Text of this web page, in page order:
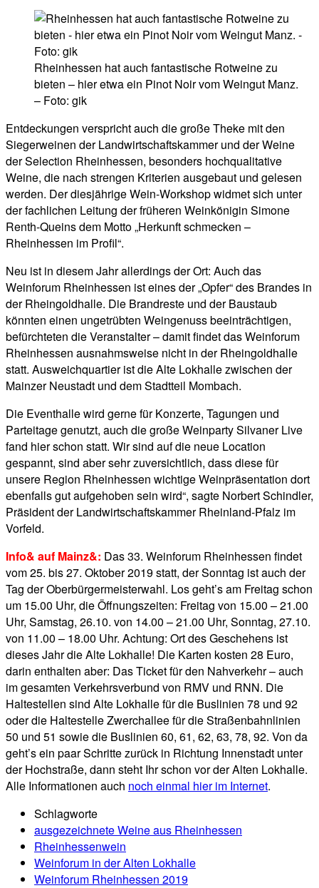
Rheinhessen hat auch fantastische Rotweine zu
bieten – hier etwa ein Pinot Noir vom Weingut Manz.
– Foto: gik
Entdeckungen verspricht auch die große Theke mit den
Siegerweinen der Landwirtschaftskammer und der Weine
der Selection Rheinhessen, besonders hochqualitative
Weine, die nach strengen Kriterien ausgebaut und gelesen
werden. Der diesjährige Wein-Workshop widmet sich unter
der fachlichen Leitung der früheren Weinkönigin Simone
Renth-Queins dem Motto „Herkunft schmecken –
Rheinhessen im Profil“.
Neu ist in diesem Jahr allerdings der Ort: Auch das
Weinforum Rheinhessen ist eines der „Opfer“ des Brandes in
der Rheingoldhalle. Die Brandreste und der Baustaub
könnten einen ungetrübten Weingenuss beeinträchtigen,
befürchteten die Veranstalter – damit findet das Weinforum
Rheinhessen ausnahmsweise nicht in der Rheingoldhalle
statt. Ausweichquartier ist die Alte Lokhalle zwischen der
Mainzer Neustadt und dem Stadtteil Mombach.
Die Eventhalle wird gerne für Konzerte, Tagungen und
Parteitage genutzt, auch die große Weinparty Silvaner Live
fand hier schon statt. Wir sind auf die neue Location
gespannt, sind aber sehr zuversichtlich, dass diese für
unsere Region Rheinhessen wichtige Weinpräsentation dort
ebenfalls gut aufgehoben sein wird“, sagte Norbert Schindler,
Präsident der Landwirtschaftskammer Rheinland-Pfalz im
Vorfeld.
Info& auf Mainz&: Das 33. Weinforum Rheinhessen findet
vom 25. bis 27. Oktober 2019 statt, der Sonntag ist auch der
Tag der Oberbürgermeisterwahl. Los geht’s am Freitag schon
um 15.00 Uhr, die Öffnungszeiten: Freitag von 15.00 – 21.00
Uhr, Samstag, 26.10. von 14.00 – 21.00 Uhr, Sonntag, 27.10.
von 11.00 – 18.00 Uhr. Achtung: Ort des Geschehens ist
dieses Jahr die Alte Lokhalle! Die Karten kosten 28 Euro,
darin enthalten aber: Das Ticket für den Nahverkehr – auch
im gesamten Verkehrsverbund von RMV und RNN. Die
Haltestellen sind Alte Lokhalle für die Buslinien 78 und 92
oder die Haltestelle Zwerchallee für die Straßenbahnlinien
50 und 51 sowie die Buslinien 60, 61, 62, 63, 78, 92. Von da
geht’s ein paar Schritte zurück in Richtung Innenstadt unter
der Hochstraße, dann steht Ihr schon vor der Alten Lokhalle.
Alle Informationen auch noch einmal hier im Internet.
Schlagworte
ausgezeichnete Weine aus Rheinhessen
Rheinhessenwein
Weinforum in der Alten Lokhalle
Weinforum Rheinhessen 2019